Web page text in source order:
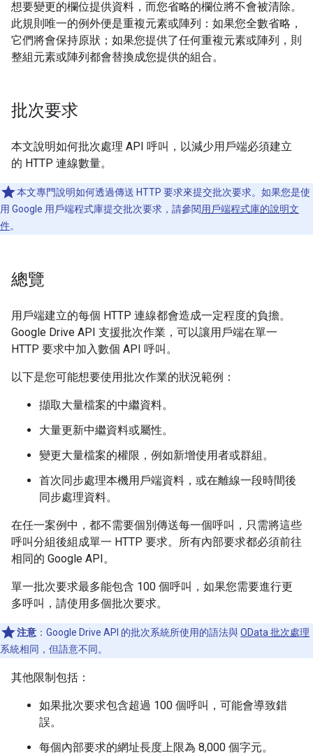
想要變更的欄位提供資料，而您省略的欄位將不會被清除。
此規則唯一的例外便是重複元素或陣列：如果您全數省略，
它們將會保持原狀；如果您提供了任何重複元素或陣列，則
整組元素或陣列都會替換成您提供的組合。
批次要求
本文說明如何批次處理 API 呼叫，以減少用戶端必須建立
的 HTTP 連線數量。
本文專門說明如何透過傳送 HTTP 要求來提交批次要求。如果您是使
用 Google 用戶端程式庫提交批次要求，請參閱 用戶端程式庫的說明文
件。
總覽
用戶端建立的每個 HTTP 連線都會造成一定程度的負擔。
Google Drive API 支援批次作業，可以讓用戶端在單一
HTTP 要求中加入數個 API 呼叫。
以下是您可能想要使用批次作業的狀況範例：
擷取大量檔案的中繼資料。
大量更新中繼資料或屬性。
變更大量檔案的權限，例如新增使用者或群組。
首次同步處理本機用戶端資料，或在離線一段時間後
同步處理資料。
在任一案例中，都不需要個別傳送每一個呼叫，只需將這些
呼叫分組後組成單一 HTTP 要求。所有內部要求都必須前往
相同的 Google API。
單一批次要求最多能包含 100 個呼叫，如果您需要進行更
多呼叫，請使用多個批次要求。
注意 ：Google Drive API 的批次系統所使用的語法與OData 批次處理
系統相同，但語意不同。
其他限制包括：
如果批次要求包含超過 100 個呼叫，可能會導致錯
誤。
每個內部要求的網址長度上限為 8,000 個字元。